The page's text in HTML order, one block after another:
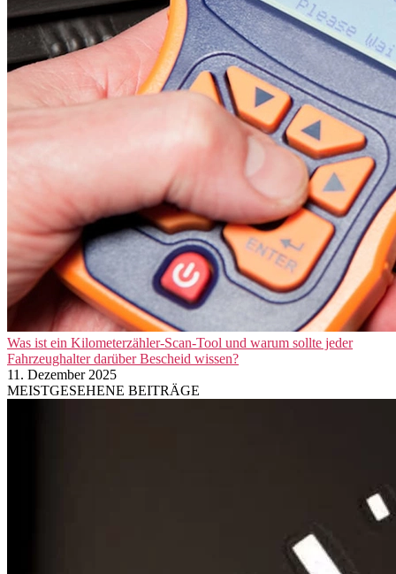
Was ist ein Kilometerzähler-Scan-Tool und warum sollte jeder
Fahrzeughalter darüber Bescheid wissen?
11. Dezember 2025
MEISTGESEHENE BEITRÄGE